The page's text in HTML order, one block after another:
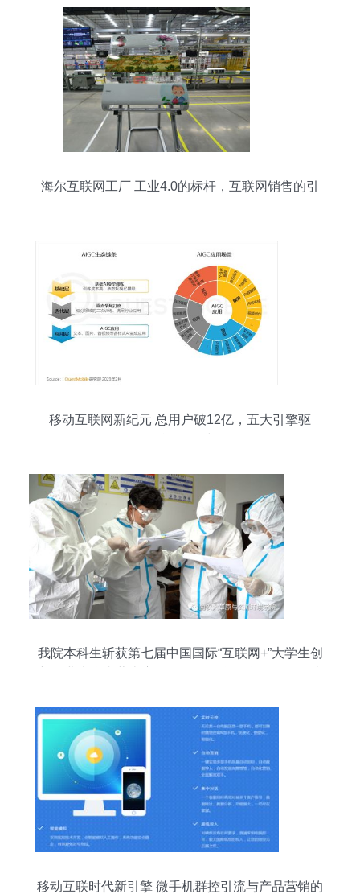
海尔互联网工厂 工业4.0的标杆，互联网销售的引
移动互联网新纪元 总用户破12亿，五大引擎驱
我院本科生斩获第七届中国国际“互联网+”大学生创
移动互联时代新引擎 微手机群控引流与产品营销的